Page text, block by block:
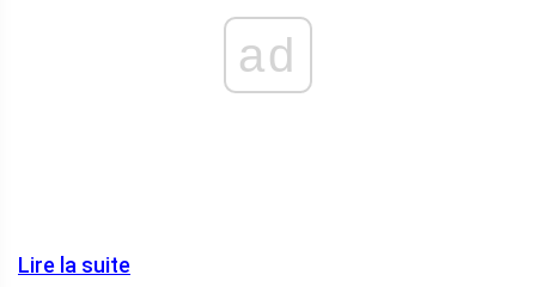
ad
Lire la suite